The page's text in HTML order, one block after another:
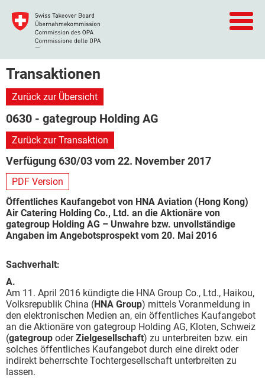
Transaktionen
Zurück zur Übersicht
0630 - gategroup Holding AG
Zurück zur Transaktion
Verfügung 630/03 vom 22. November 2017
PDF Version
Öffentliches Kaufangebot von HNA Aviation (Hong Kong)
Air Catering Holding Co., Ltd. an die Aktionäre von
gategroup Holding AG – Unwahre bzw. unvollständige
Angaben im Angebotsprospekt vom 20. Mai 2016
Sachverhalt:
A.
Am 11. April 2016 kündigte die HNA Group Co., Ltd., Haikou,
Volksrepublik China (HNA Group) mittels Voranmeldung in
den elektronischen Medien an, ein öffentliches Kaufangebot
an die Aktionäre von gategroup Holding AG, Kloten, Schweiz
(gategroup oderZielgesellschaft) zu unterbreiten bzw. ein
solches öffentliches Kaufangebot durch eine direkt oder
indirekt beherrschte Tochtergesellschaft unterbreiten zu
lassen.